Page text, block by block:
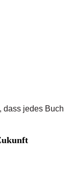
dass jedes Buch